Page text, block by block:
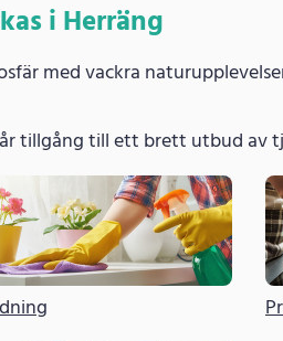
i Herräng
med vackra
tillgång till ett brett utbud av